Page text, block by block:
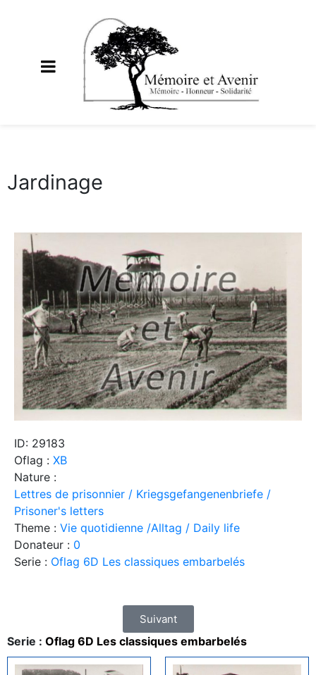
Jardinage
ID: 29183
Oflag : XB
Nature :
Lettres de prisonnier / Kriegsgefangenenbriefe /
Prisoner's letters
Theme : Vie quotidienne /Alltag / Daily life
Donateur : 0
Serie : Oflag 6D Les classiques embarbelés
Suivant
Serie : Oflag 6D Les classiques embarbelés